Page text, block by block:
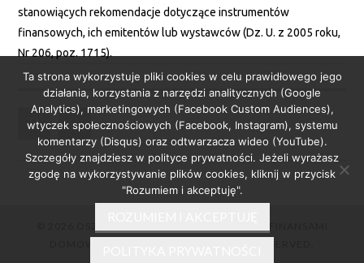
stanowiących rekomendacje dotyczące instrumentów
finansowych, ich emitentów lub wystawców (Dz. U. z 2005 roku,
Nr 206, poz. 1715).
Ta strona wykorzystuje pliki cookies w celu prawidłowego jego
działania, korzystania z narzędzi analitycznych (Google
Analytics), marketingowych (Facebook Custom Audiences),
wtyczek społecznościowych (Facebook, Instagram), systemu
komentarzy (Disqus) oraz odtwarzacza wideo (YouTube).
Szczegóły znajdziesz w polityce prywatności. Jeżeli wyrażasz
zgodę na wykorzystywanie plików cookies, kliknij w przycisk
"Rozumiem i akceptuję".